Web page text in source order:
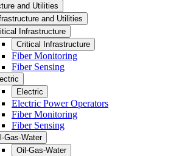
and Utilities
and Utilities
Infrastructure
Critical Infrastructure
Fiber Monitoring
Fiber Sensing
Electric
Electric Power Operators
Fiber Monitoring
Fiber Sensing
Gas-Water
Oil-Gas-Water